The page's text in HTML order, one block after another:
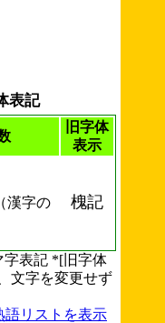
表記
旧字体
表示
漢字の
槐記
字表記 *[旧字体
文字を変更せず
語リストを表示